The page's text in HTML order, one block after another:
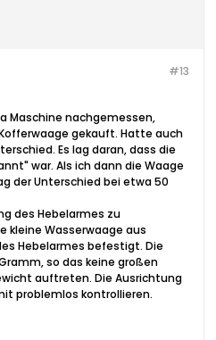
#13
Maschine nachgemessen,
gekauft. Hatte auch
Es lag daran, dass die
war. Als ich dann die Waage
der Unterschied bei etwa 50
des Hebelarmes zu
kleine Wasserwaage aus
Hebelarmes befestigt. Die
so das keine großen
auftreten. Die Ausrichtung
problemlos kontrollieren.